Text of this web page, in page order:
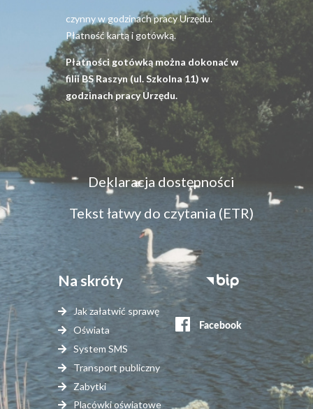
czynny w godzinach pracy Urzędu.
Płatność kartą i gotówką.
Płatności gotówką można dokonać w
filii BS Raszyn (ul. Szkolna 11) w
godzinach pracy Urzędu.
Menu
dostępność
Deklaracja dostępności
Tekst łatwy do czytania (ETR)
Na skróty
Jak załatwić sprawę
Oświata
System SMS
Transport publiczny
Zabytki
Placówki oświatowe
Stopka
serwisy
zewnętrzne